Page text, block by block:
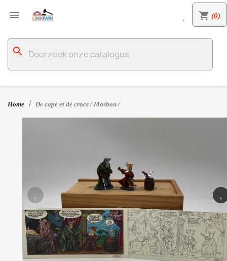
 shopping_cart (0)

search
Home De cape et de crocs / Masbou /
‹ ›